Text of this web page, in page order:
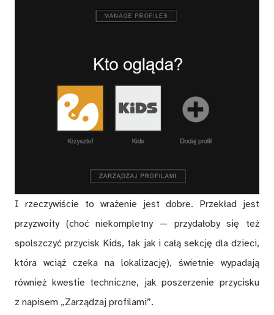
I rzeczywiście to wrażenie jest dobre. Przekład jest
przyzwoity (choć niekompletny — przydałoby się też
spolszczyć przycisk Kids, tak jak i całą sekcję dla dzieci,
która wciąż czeka na lokalizację), świetnie wypadają
również kwestie techniczne, jak poszerzenie przycisku
z napisem „Zarządzaj profilami”.